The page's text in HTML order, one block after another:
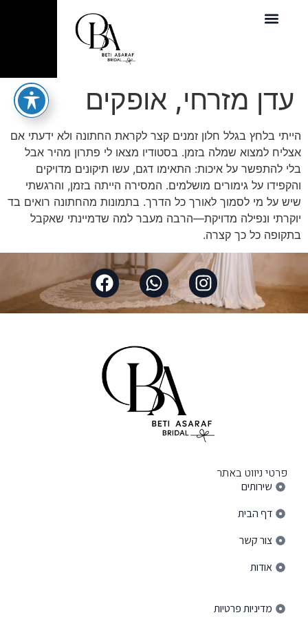
עדן מזרחי, אופקים
הייתי בלחץ בגלל חלון זמנים קצר לקראת החתונה ולא ידעתי אם
אצליח למצוא שמלה בזמן. בסטודיו מצאו לי פתרון מהיר אבל
בלי להתפשר על איכות: התאימו דגם, עשו תיקונים מדויקים
והקפידו על גימורים מושלמים. המסירה הייתה בזמן, והרגשתי
שיש על מי לסמוך לאורך כל הדרך. בתמונות מהחתונה רואים בד
יוקרתי ונפילה מדויקת—הרבה מעבר למה שדמיינתי שאקבל
בתקופה כל כך קצרה.
פרטי ניווט באתר
שירותים
דף הבית
צור קשר
אודות
מדיניות פרטיות